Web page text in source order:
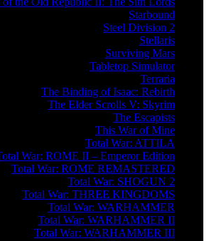
Starbound
Steel Division 2
Stellaris
Surviving Mars
Tabletop Simulator
Terraria
The Binding of Isaac: Rebirth
The Elder Scrolls V: Skyrim
The Escapists
This War of Mine
Total War: ATTILA
War: ROME II – Emperor Edition
Total War: ROME REMASTERED
Total War: SHOGUN 2
Total War: THREE KINGDOMS
Total War: WARHAMMER
Total War: WARHAMMER II
Total War: WARHAMMER III